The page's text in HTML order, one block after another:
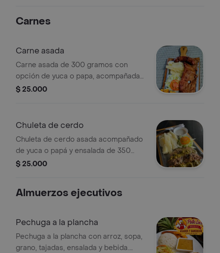
Carnes
Carne asada
Carne asada de 300 gramos con
opción de yuca o papa, acompañada
de ensalada fresca.
$ 25.000
Chuleta de cerdo
Chuleta de cerdo asada acompañado
de yuca o papá y ensalada de 350
gramos
$ 25.000
Almuerzos ejecutivos
Pechuga a la plancha
Pechuga a la plancha con arroz, sopa,
grano, tajadas, ensalada y bebida.